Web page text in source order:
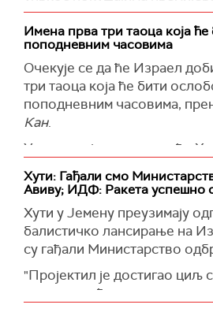
Нетанјахуа да продужи рат.
Оцењују да Израел није
пишеАл Џазира
Хамас је поручио да су
ближи крају окупације и
"Жртве нашег народа неће
(Танјуг )
Имена прва три таоца која
поподневним часовима
Очекује се да ће Израел
три таоца која ће бити
поподневним часовима,
Кан.
У извештају се каже да ће
Катару, који ће потом
Мосада Дејвида Барнеа,
Барнеа тада обавестити
У извештају јавног емитера
се претпоставља да ће прва
Times of Israel
Хути: Гађали смо
Авиву; ИДФ: Ракета успешно
Хути у Јемену преузимају
балистичко лансирање на
су гађали Министарство
"Пројектил је достигао циљ
прецизношћу, а системи за